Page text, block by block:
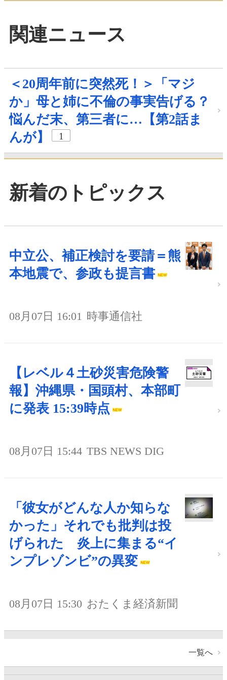
関連ニュース
＜20周年前に突然死！＞「マジ
か」母と姉に不倫の事実告げる？
悩んだ末、第三者に…【第2話ま
んが】
1
新着のトピックス
中立公、補正検討を要請＝熊
本地震で、参政も提言書
08月07日 16:01 時事通信社
【レベル４土砂災害危険警
報】沖縄県・国頭村、本部町
に発表 15:39時点
08月07日 15:44 TBS NEWS DIG
「彼女がどんな人か知らな
かった」それでも批判は投
げられた 炎上に集まる“イ
ンプレゾンビ”の異変
08月07日 15:30 おたくま経済新聞
一覧へ